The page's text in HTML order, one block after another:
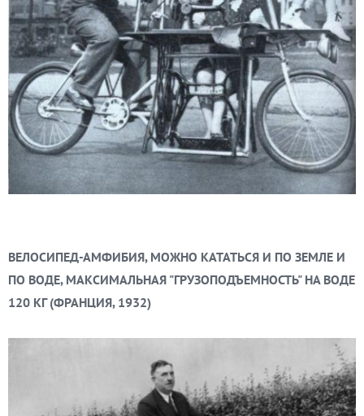
ВЕЛОСИПЕД-АМФИБИЯ, МОЖНО КАТАТЬСЯ И ПО ЗЕМЛЕ И
ПО ВОДЕ, МАКСИМАЛЬНАЯ "ГРУЗОПОДЪЕМНОСТЬ" НА ВОДЕ
120 КГ (ФРАНЦИЯ, 1932)